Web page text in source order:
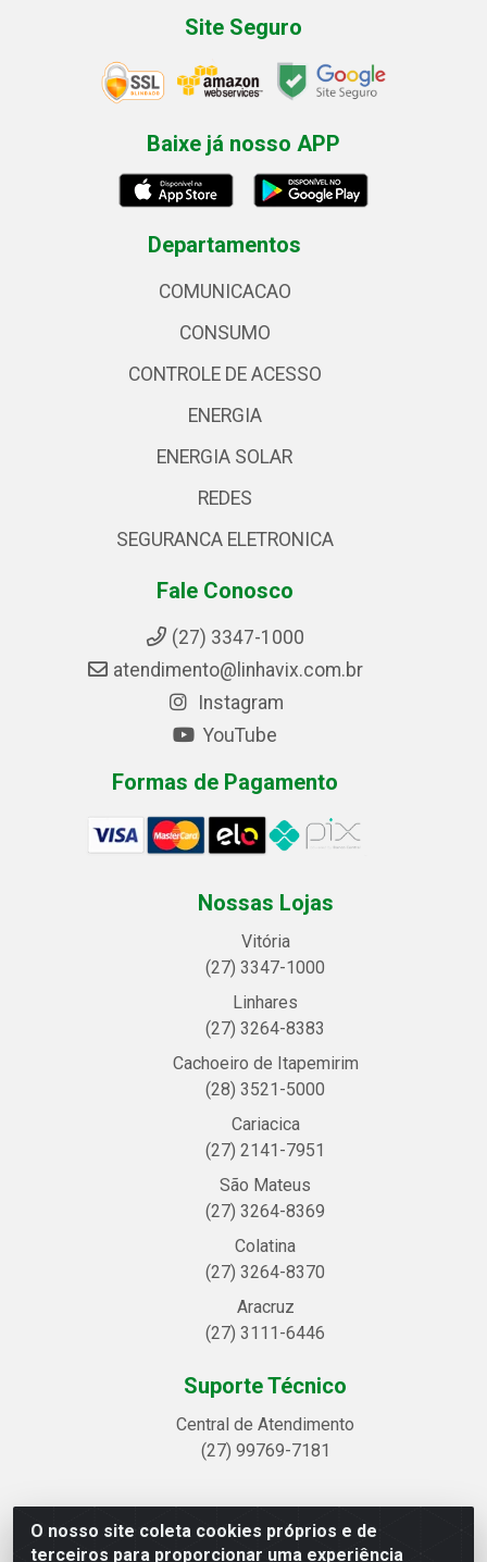
O nosso site coleta cookies próprios e de
terceiros para proporcionar uma experiência
Site Seguro
Baixe já nosso APP
Departamentos
COMUNICACAO
CONSUMO
CONTROLE DE ACESSO
ENERGIA
ENERGIA SOLAR
REDES
SEGURANCA ELETRONICA
Fale Conosco
(27) 3347-1000
atendimento@linhavix.com.br
Instagram
YouTube
Formas de Pagamento
Nossas Lojas
Vitória
(27) 3347-1000
Linhares
(27) 3264-8383
Cachoeiro de Itapemirim
(28) 3521-5000
Cariacica
(27) 2141-7951
São Mateus
(27) 3264-8369
Colatina
(27) 3264-8370
Aracruz
(27) 3111-6446
Suporte Técnico
Central de Atendimento
(27) 99769-7181
Linhavix Distribuidora LTDA - Avenida Alegre, 2521 -